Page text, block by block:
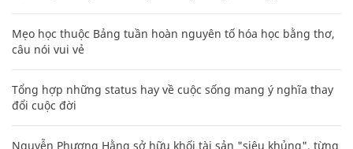
Mẹo học thuộc Bảng tuần hoàn nguyên tố hóa học bằng thơ,
câu nói vui vẻ
Tổng hợp những status hay về cuộc sống mang ý nghĩa thay
đổi cuộc đời
Nguyễn Phương Hằng sở hữu khối tài sản "siêu khủng", từng